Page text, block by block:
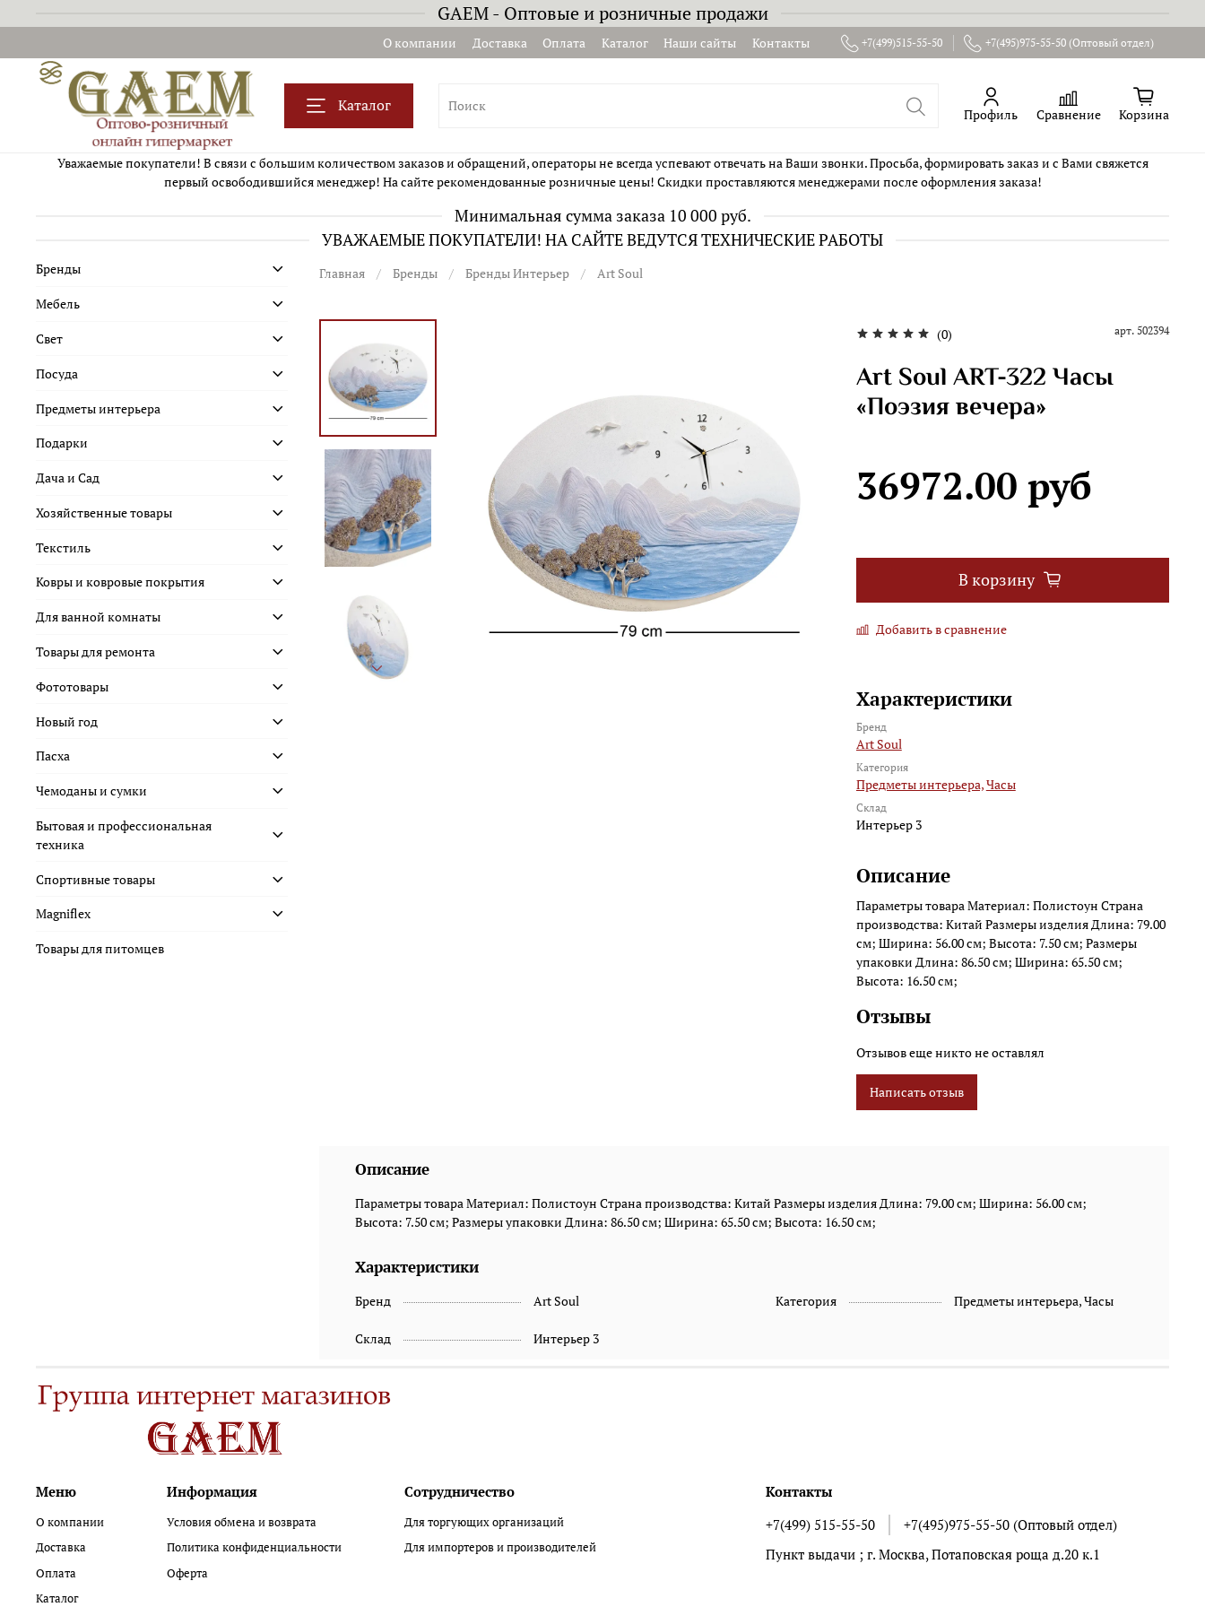
GAEM - Оптовые и розничные продажи
О компании Доставка Оплата Каталог Наши сайты Контакты +7(499)515-55-50 +7(495)975-55-50 (Оптовый отдел)
Каталог Профиль Сравнение Корзина
Уважаемые покупатели! В связи с большим количеством заказов и обращений, операторы не всегда успевают отвечать на Ваши звонки. Просьба, формировать заказ и с Вами свяжется
первый освободившийся менеджер! На сайте рекомендованные розничные цены! Скидки проставляются менеджерами после оформления заказа!
Минимальная сумма заказа 10 000 руб.
УВАЖАЕМЫЕ ПОКУПАТЕЛИ! НА САЙТЕ ВЕДУТСЯ ТЕХНИЧЕСКИЕ РАБОТЫ
Главная Бренды Бренды Интерьер Art Soul
(0) арт. 502394
Art Soul ART-322 Часы
«Поэзия вечера»
36972.00 руб
В корзину
Добавить в сравнение
Характеристики
Бренд
Art Soul
Категория
Предметы интерьера,Часы
Склад
Интерьер 3
Описание
Параметры товара Материал: Полистоун Страна
производства: Китай Размеры изделия Длина: 79.00
см; Ширина: 56.00 см; Высота: 7.50 см; Размеры
упаковки Длина: 86.50 см; Ширина: 65.50 см;
Высота: 16.50 см;
Отзывы
Отзывов еще никто не оставлял
Написать отзыв
Описание
Параметры товара Материал: Полистоун Страна производства: Китай Размеры изделия Длина: 79.00 см; Ширина: 56.00 см;
Высота: 7.50 см; Размеры упаковки Длина: 86.50 см; Ширина: 65.50 см; Высота: 16.50 см;
Характеристики
Бренд Art Soul Категория Предметы интерьера, Часы
Склад Интерьер 3
Бренды
Мебель
Свет
Посуда
Предметы интерьера
Подарки
Дача и Сад
Хозяйственные товары
Текстиль
Ковры и ковровые покрытия
Для ванной комнаты
Товары для ремонта
Фототовары
Новый год
Пасха
Чемоданы и сумки
Бытовая и профессиональная
техника
Спортивные товары
Magniflex
Товары для питомцев
Меню
О компании
Доставка
Оплата
Каталог
Информация
Условия обмена и возврата
Политика конфиденциальности
Оферта
Сотрудничество
Для торгующих организаций
Для импортеров и производителей
Контакты
+7(499) 515-55-50
+7(495)975-55-50 (Оптовый отдел)
Пункт выдачи ; г. Москва, Потаповская роща д.20 к.1